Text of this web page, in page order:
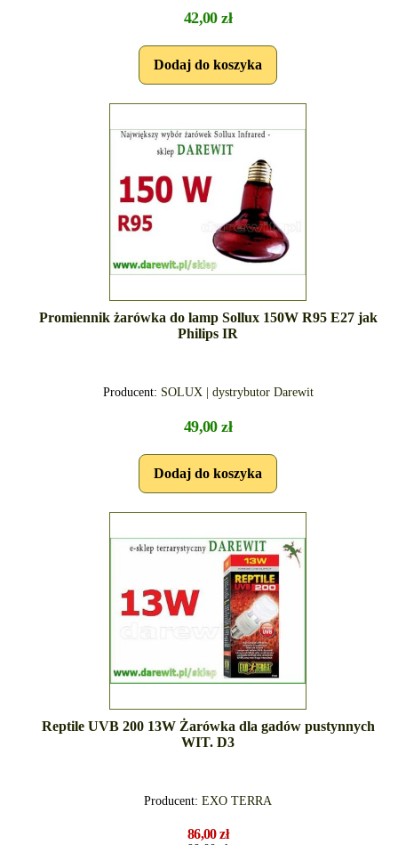
42,00 zł
Promiennik żarówka do lamp Sollux 150W R95 E27 jak
Philips IR
Producent: SOLUX | dystrybutor Darewit
49,00 zł
Reptile UVB 200 13W Żarówka dla gadów pustynnych
WIT. D3
Producent: EXO TERRA
86,00 zł